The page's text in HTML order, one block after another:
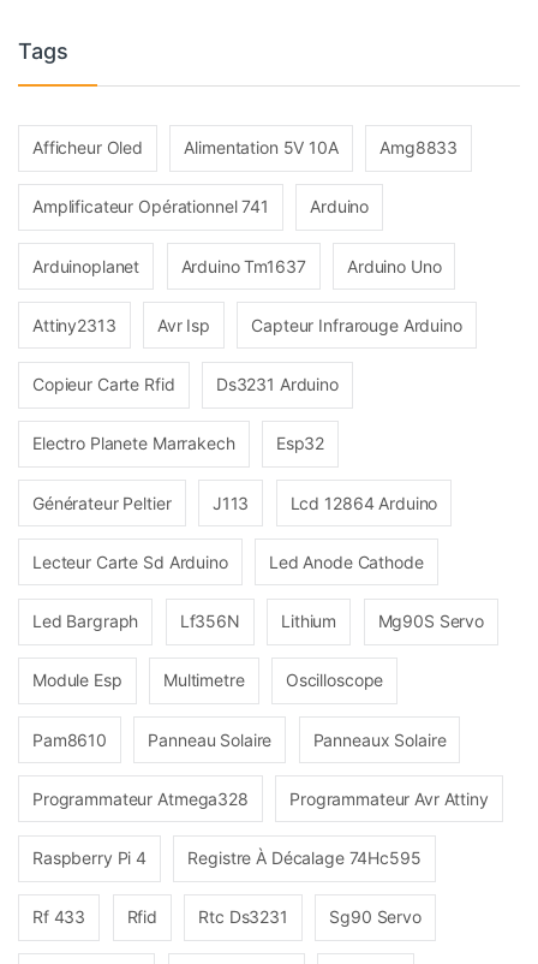
Tags
Afficheur Oled Alimentation 5V 10A Amg8833
Amplificateur Opérationnel 741 Arduino
Arduinoplanet Arduino Tm1637 Arduino Uno
Attiny2313 Avr Isp Capteur Infrarouge Arduino
Copieur Carte Rfid Ds3231 Arduino
Electro Planete Marrakech Esp32
Générateur Peltier J113 Lcd 12864 Arduino
Lecteur Carte Sd Arduino Led Anode Cathode
Led Bargraph Lf356N Lithium Mg90S Servo
Module Esp Multimetre Oscilloscope
Pam8610 Panneau Solaire Panneaux Solaire
Programmateur Atmega328 Programmateur Avr Attiny
Raspberry Pi 4 Registre À Décalage 74Hc595
Rf 433 Rfid Rtc Ds3231 Sg90 Servo